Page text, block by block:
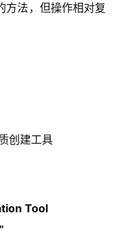
方法，但操作相对复
创建工具
Tool